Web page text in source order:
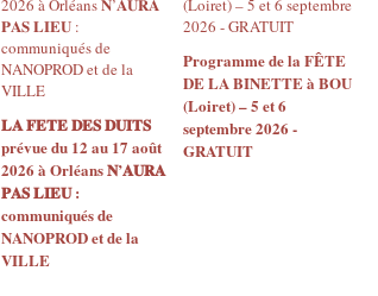
𝐋𝐀 𝐅𝐄𝐓𝐄 𝐃𝐄𝐒 𝐃𝐔𝐈𝐓𝐒
prévue du 12 au 17 août
2026 à Orléans 𝐍’𝐀𝐔𝐑𝐀
𝐏𝐀𝐒 𝐋𝐈𝐄𝐔 :
communiqués de
NANOPROD et de la
VILLE
Programme de la FÊTE
DE LA BINETTE à BOU
(Loiret) – 5 et 6
septembre 2026 -
GRATUIT